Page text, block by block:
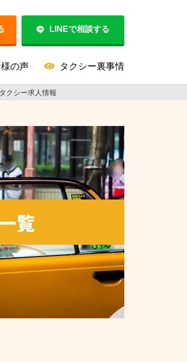
LINEで相談する
の声 タクシー裏事情
クシー求人情報